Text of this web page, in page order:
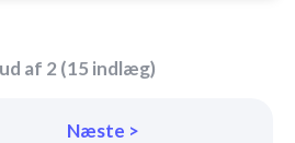
af 2 (15 indlæg)
Næste >